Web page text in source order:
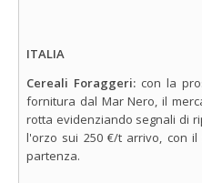
ITALIA
Cereali Foraggeri: con la
fornitura dal Mar Nero, il
rotta evidenziando segnali di
l'orzo sui 250 €/t arrivo, con
partenza.